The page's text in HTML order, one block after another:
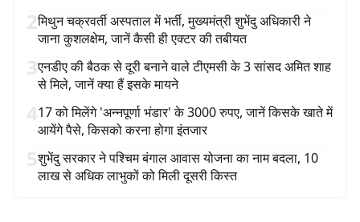
2मिथुन चक्रवर्ती अस्पताल में भर्ती, मुख्यमंत्री शुभेंदु अधिकारी ने
जाना कुशलक्षेम, जानें कैसी ही एक्टर की तबीयत
3एनडीए की बैठक से दूरी बनाने वाले टीएमसी के 3 सांसद अमित शाह
से मिले, जानें क्या हैं इसके मायने
417 को मिलेंगे 'अन्नपूर्णा भंडार' के 3000 रुपए, जानें किसके खाते में
आयेंगे पैसे, किसको करना होगा इंतजार
5शुभेंदु सरकार ने पश्चिम बंगाल आवास योजना का नाम बदला, 10
लाख से अधिक लाभुकों को मिली दूसरी किस्त